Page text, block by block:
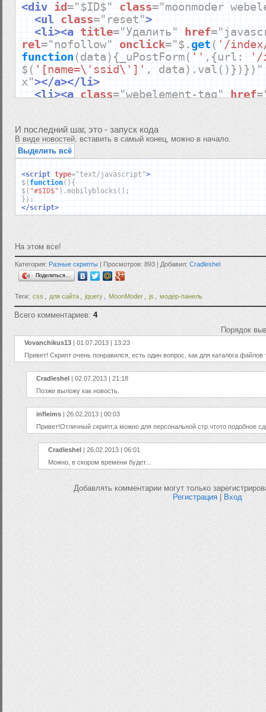
<div id="$ID$" class="moonmoder
<ul class="reset">
<li><a title="Удалить" href=
rel="nofollow" onclick="$. get ( '/
function (data){ _uPostForm( '' ,{url :
'/
$( '[name=\'ssid\']' , data). val ()})}) "
x"></a></li>
<li><a class="webelement-tag" href=
title="Теги материала" rel="nofollow"
_uWnd('TgEd',' ',-450,-100,
{autosize:1,closeonesc:1,resize:0},{
2-$ID$'});return false;"></a></li>
<li><a class="webelement-bars"
счетчиками"
href = "javascript://"
onclick=" _uWnd
{autosize:1,closeonesc
2-$ID$'
<li><a class="webelement-wrench"
0-$ID$-10" title="Редактировать"></
</ul>
</div>
И последний шаг, это - запуск кода
В виде новостей, вставить в самый конец, можно в начало.
Выделить всё
<script type="text/javascript">
$( function(){
$( "#$ID$" ).mobilyblocks ();
});
</script>
На этом все!
Категория:Разные скрипты| Просмотров: 893 | Добавил:Cradleshel
Поделиться…
Теги:css ,для сайта,jquery,MoonModer,js,модер-панель
Всего комментариев:4
Порядок
Vovanchikus13 | 01.07.2013 | 13:23
Привет! Скрипт очень понравился, есть один вопрос, как для каталога
Cradleshel | 02.07.2013 | 21:18
Позже выложу как новость.
infleims | 26.02.2013 | 00:03
Привет!Отличный скрипт,а можно для персональной стр.чтото подобное
Cradleshel | 26.02.2013 | 06:01
Можно, в скором времени будет...
Добавлять комментарии могут только
Регистрация|Вход